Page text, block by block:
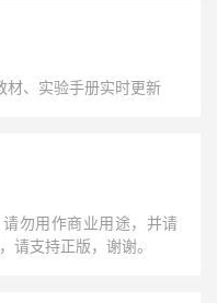
材、实验手册实时更新
勿用作商业用途，并请
请支持正版，谢谢。